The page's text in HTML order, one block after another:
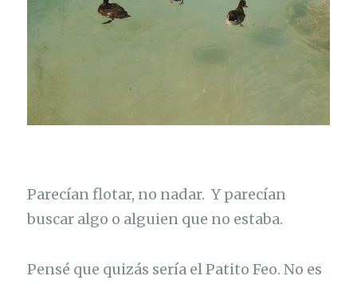
Parecían flotar, no nadar. Y parecían
buscar algo o alguien que no estaba.
Pensé que quizás sería el Patito Feo. No es